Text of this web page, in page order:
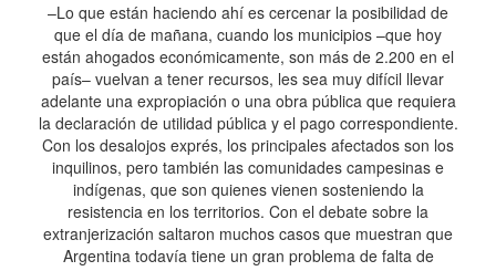
–Lo que están haciendo ahí es cercenar la posibilidad de
que el día de mañana, cuando los municipios –que hoy
están ahogados económicamente, son más de 2.200 en el
país– vuelvan a tener recursos, les sea muy difícil llevar
adelante una expropiación o una obra pública que requiera
la declaración de utilidad pública y el pago correspondiente.
Con los desalojos exprés, los principales afectados son los
inquilinos, pero también las comunidades campesinas e
indígenas, que son quienes vienen sosteniendo la
resistencia en los territorios. Con el debate sobre la
extranjerización saltaron muchos casos que muestran que
Argentina todavía tiene un gran problema de falta de